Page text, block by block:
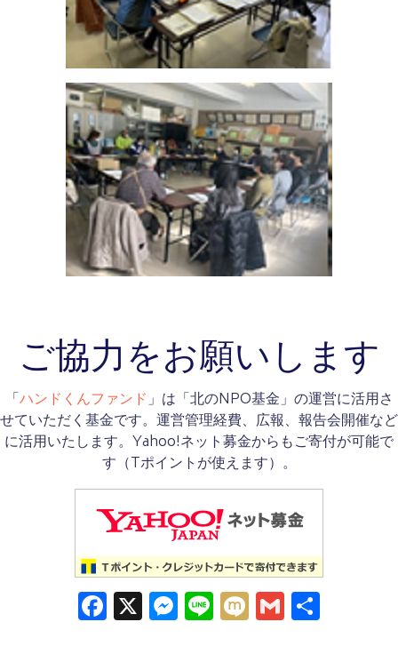
ご協力をお願いします
「ハンドくんファンド」は「北のNPO基金」の運営に活用さ
せていただく基金です。運営管理経費、広報、報告会開催など
に活用いたします。Yahoo!ネット募金からもご寄付が可能で
す（Tポイントが使えます）。
Facebook
X Messenger
LineMixiGmail